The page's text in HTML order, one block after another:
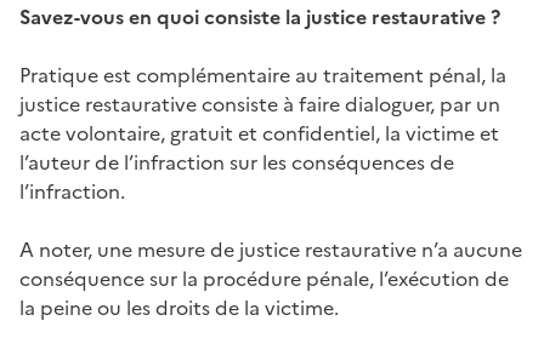
Savez-vous en quoi consiste la justice restaurative ?
Pratique est complémentaire au traitement pénal, la
justice restaurative consiste à faire dialoguer, par un
acte volontaire, gratuit et confidentiel, la victime et
l’auteur de l’infraction sur les conséquences de
l’infraction.
A noter, une mesure de justice restaurative n’a aucune
conséquence sur la procédure pénale, l’exécution de
la peine ou les droits de la victime.